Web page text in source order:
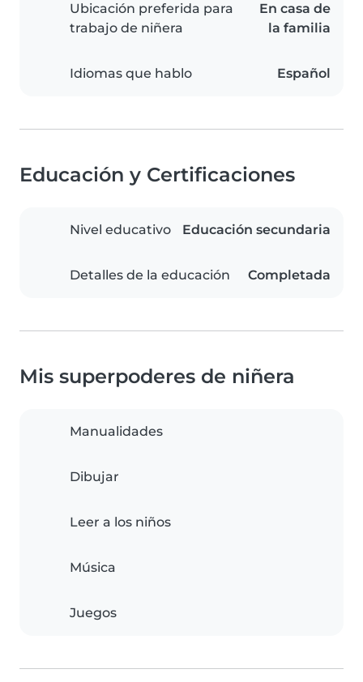
Ubicación preferida para
trabajo de niñera
En casa de
la familia
Idiomas que hablo Español
Educación y Certificaciones
Nivel educativo Educación secundaria
Detalles de la educación Completada
Mis superpoderes de niñera
Manualidades
Dibujar
Leer a los niños
Música
Juegos